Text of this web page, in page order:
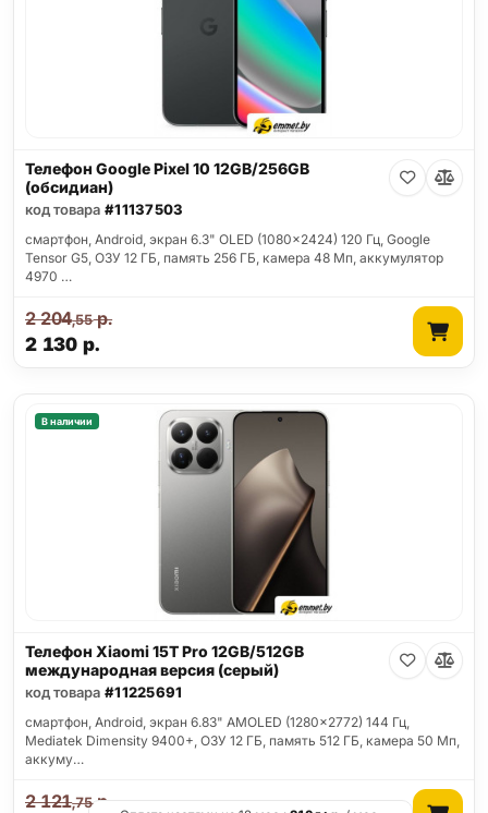
Телефон Google Pixel 10 12GB/256GB
(обсидиан)
код товара #11137503
смартфон, Android, экран 6.3" OLED (1080x2424) 120 Гц, Google
Tensor G5, ОЗУ 12 ГБ, память 256 ГБ, камера 48 Мп, аккумулятор
4970 …
2 130 р.
2 204,55р.
В наличии
Телефон Xiaomi 15T Pro 12GB/512GB
международная версия (серый)
код товара #11225691
смартфон, Android, экран 6.83" AMOLED (1280x2772) 144 Гц,
Mediatek Dimensity 9400+, ОЗУ 12 ГБ, память 512 ГБ, камера 50 Мп,
аккуму…
2 121,75р.